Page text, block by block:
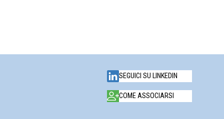
SEGUICI SU LINKEDIN
COME ASSOCIARSI